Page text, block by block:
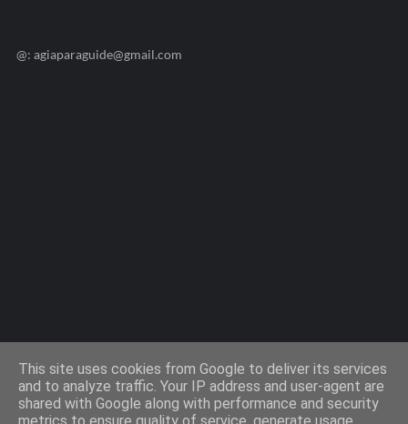
@: agiaparaguide@gmail.com
Design by -Templateify
This site uses cookies from Google to deliver its services
and to analyze traffic. Your IP address and user-agent are
shared with Google along with performance and security